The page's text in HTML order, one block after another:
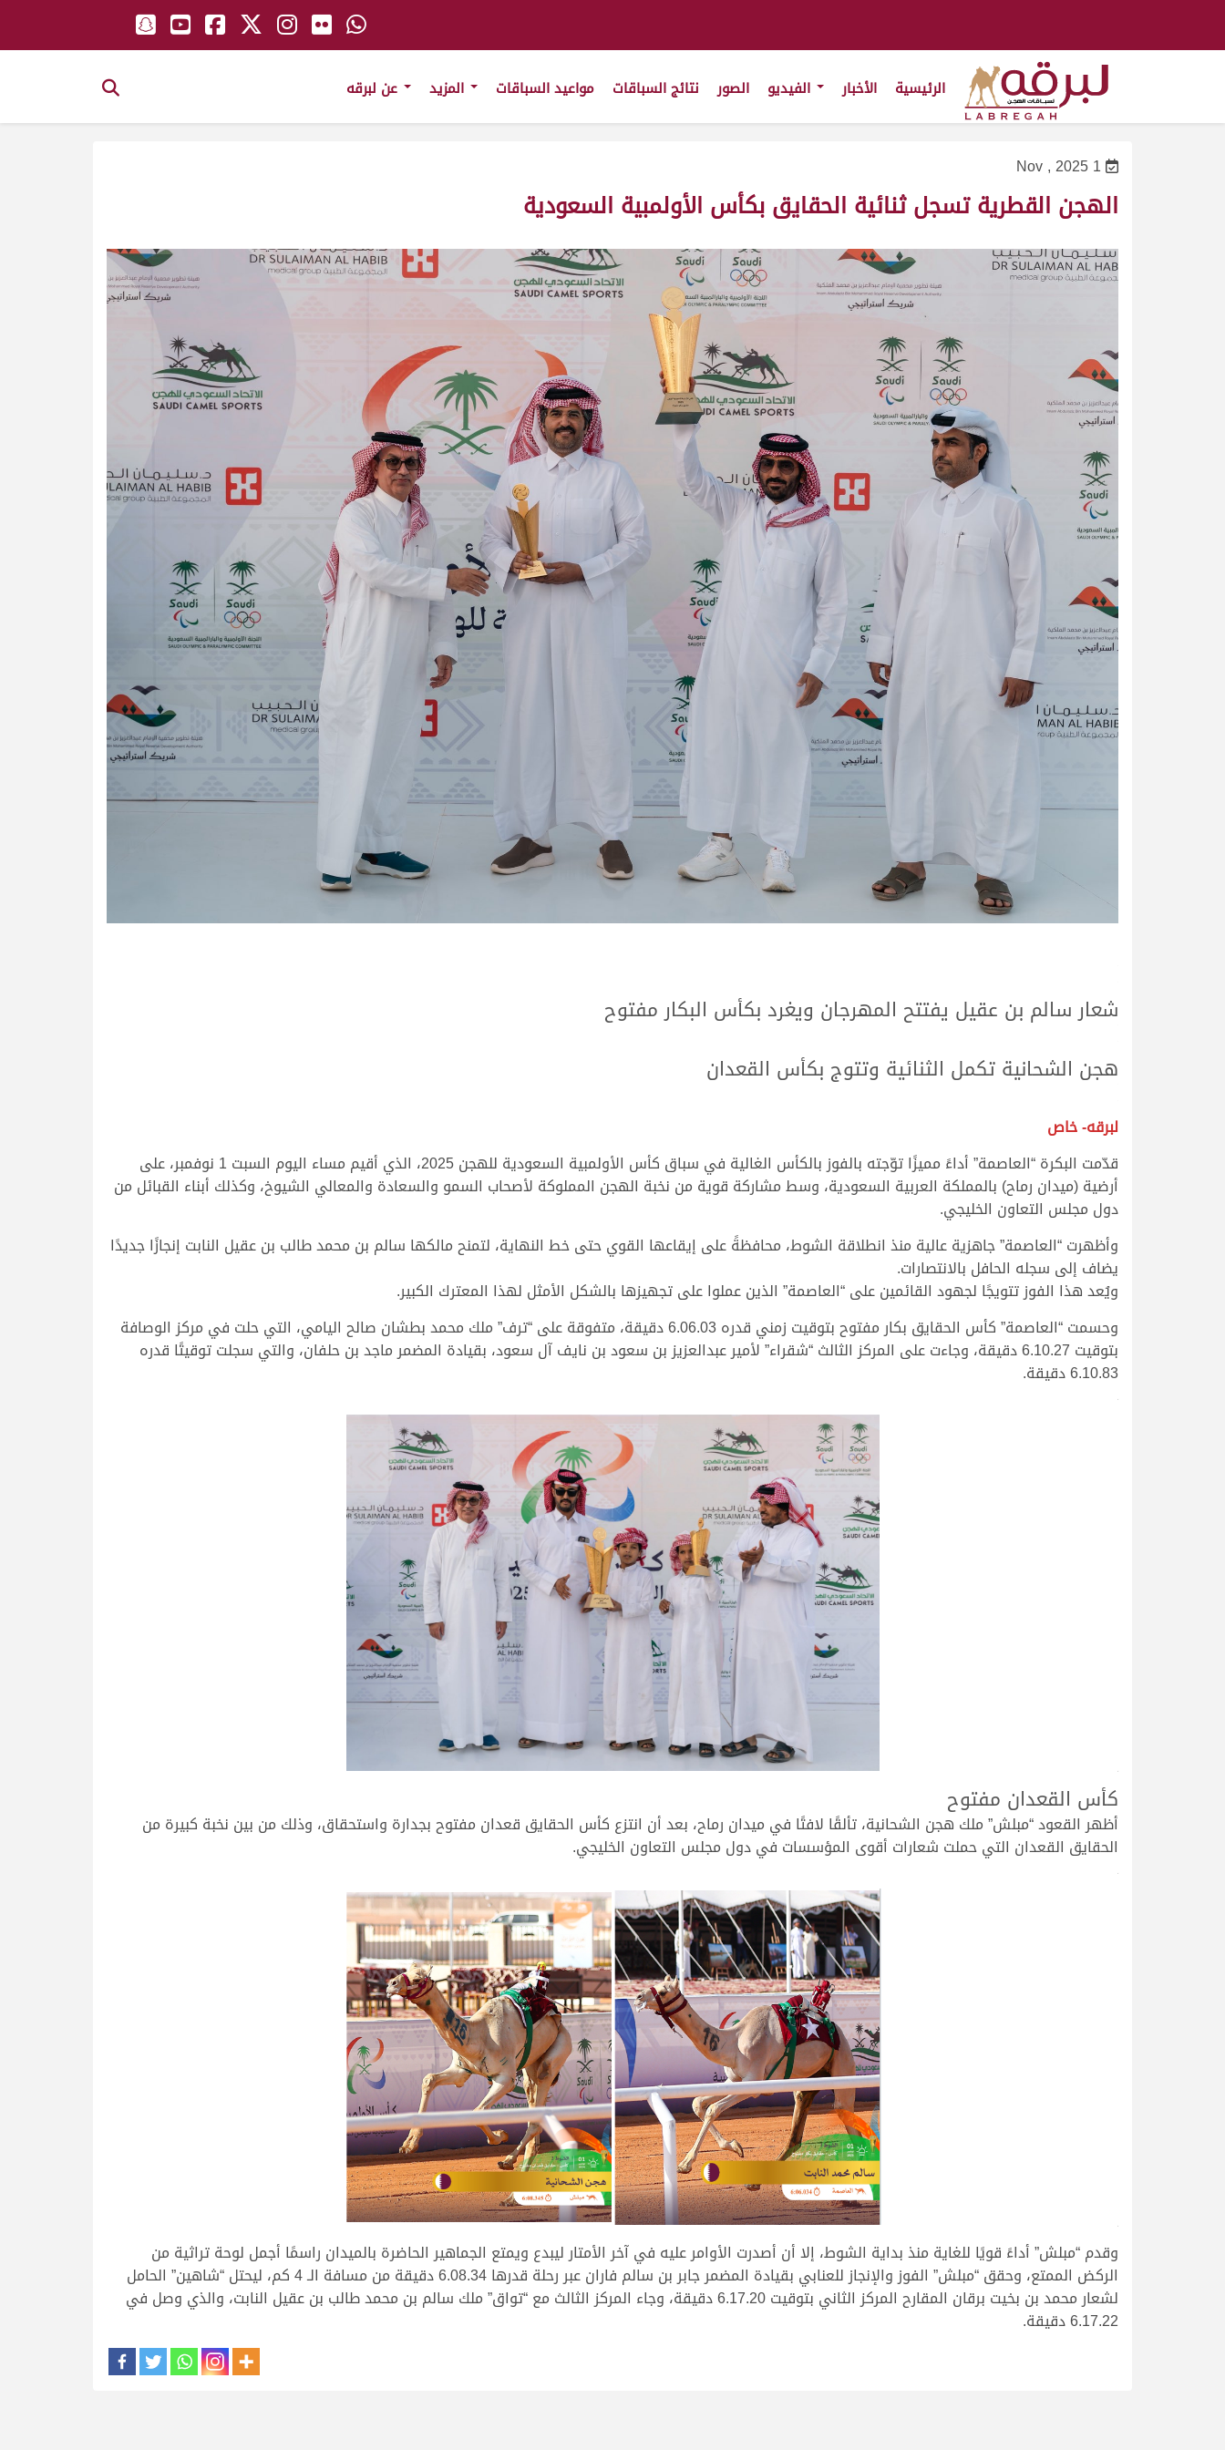
الرئيسية الأخبار الصور نتائج السباقات مواعيد السباقات
1 Nov , 2025
الهجن القطرية تسجل ثنائية الحقايق بكأس الأولمبية السعودية
شعار سالم بن عقيل يفتتح المهرجان ويغرد بكأس البكار مفتوح
هجن الشحانية تكمل الثنائية وتتوج بكأس القعدان
لبرقه- خاص
قدّمت البكرة “العاصمة” أداءً مميزًا توّجته بالفوز بالكأس الغالية في سباق كأس الأولمبية السعودية للهجن 2025، الذي أقيم مساء اليوم السبت 1 نوفمبر، على
أرضية (ميدان رماح) بالمملكة العربية السعودية، وسط مشاركة قوية من نخبة الهجن المملوكة لأصحاب السمو والسعادة والمعالي الشيوخ، وكذلك أبناء القبائل من
دول مجلس التعاون الخليجي.
وأظهرت “العاصمة” جاهزية عالية منذ انطلاقة الشوط، محافظةً على إيقاعها القوي حتى خط النهاية، لتمنح مالكها سالم بن محمد طالب بن عقيل النابت إنجازًا جديدًا
يضاف إلى سجله الحافل بالانتصارات.
ويُعد هذا الفوز تتويجًا لجهود القائمين على “العاصمة” الذين عملوا على تجهيزها بالشكل الأمثل لهذا المعترك الكبير.
وحسمت “العاصمة” كأس الحقايق بكار مفتوح بتوقيت زمني قدره 6.06.03 دقيقة، متفوقة على “ترف” ملك محمد بطشان صالح اليامي، التي حلت في مركز الوصافة
بتوقيت 6.10.27 دقيقة، وجاءت على المركز الثالث “شقراء” لأمير عبدالعزيز بن سعود بن نايف آل سعود، بقيادة المضمر ماجد بن حلفان، والتي سجلت توقيتًا قدره
6.10.83 دقيقة.
>
>
كأس القعدان مفتوح
أظهر القعود “مبلش” ملك هجن الشحانية، تألقًا لافتًا في ميدان رماح، بعد أن انتزع كأس الحقايق قعدان مفتوح بجدارة واستحقاق، وذلك من بين نخبة كبيرة من
الحقايق القعدان التي حملت شعارات أقوى المؤسسات في دول مجلس التعاون الخليجي.
>
>
وقدم “مبلش” أداءً قويًا للغاية منذ بداية الشوط، إلا أن أصدرت الأوامر عليه في آخر الأمتار ليبدع ويمتع الجماهير الحاضرة بالميدان راسمًا أجمل لوحة تراثية من
الركض الممتع، وحقق “مبلش” الفوز والإنجاز للعنابي بقيادة المضمر جابر بن سالم فاران عبر رحلة قدرها 6.08.34 دقيقة من مسافة الـ 4 كم، ليحتل “شاهين” الحامل
لشعار محمد بن بخيت برقان المقارح المركز الثاني بتوقيت 6.17.20 دقيقة، وجاء المركز الثالث مع “تواق” ملك سالم بن محمد طالب بن عقيل النابت، والذي وصل في
6.17.22 دقيقة.